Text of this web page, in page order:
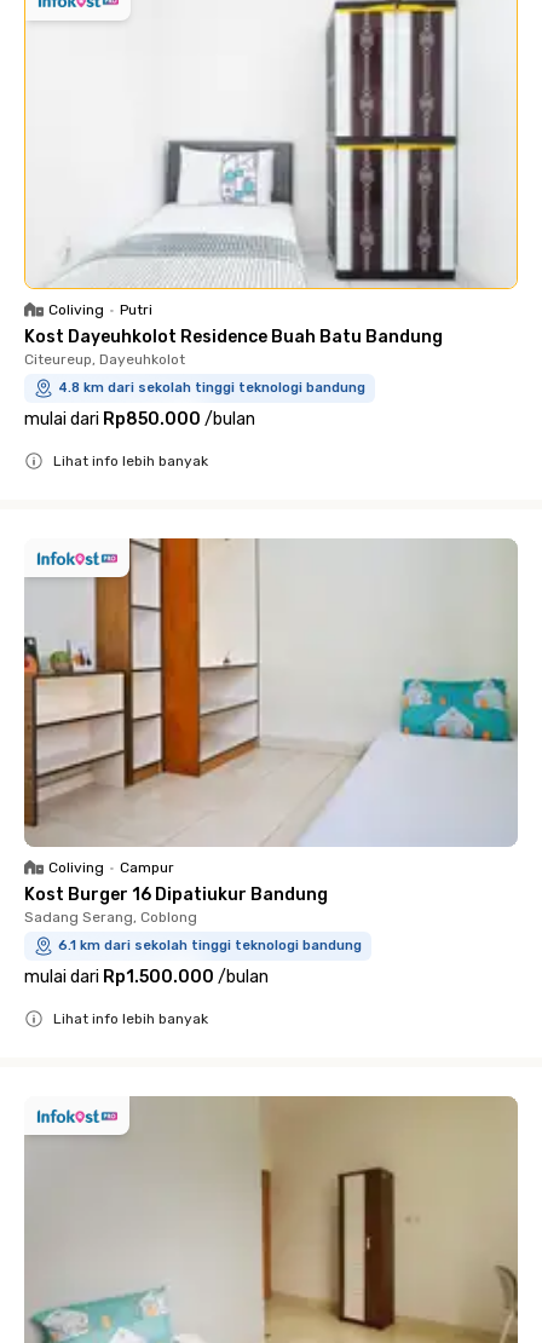
Coliving • Putri
Kost Dayeuhkolot Residence Buah Batu Bandung
Citeureup, Dayeuhkolot
4.8 km dari sekolah tinggi teknologi bandung
mulai dari Rp850.000 /bulan
Lihat info lebih banyak
Coliving • Campur
Kost Burger 16 Dipatiukur Bandung
Sadang Serang, Coblong
6.1 km dari sekolah tinggi teknologi bandung
mulai dari Rp1.500.000 /bulan
Lihat info lebih banyak